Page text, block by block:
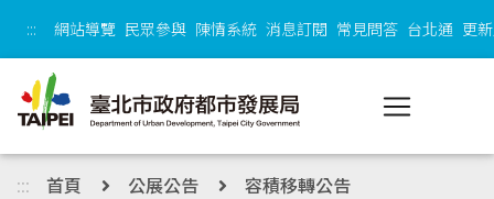
::: 網站導覽 民眾參與 陳情系統 消息訂閱 常見問答 台北通 更
::: 首頁 公展公告 容積移轉公告